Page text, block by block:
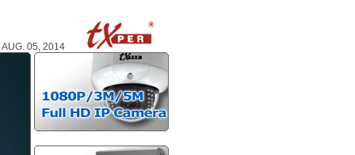
AUG. 05, 2014